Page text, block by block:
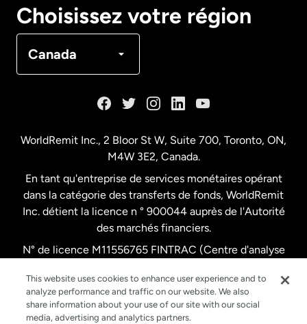
Choisissez votre région
Canada
Français
États-Unis Español
France
Malaisie
WorldRemit Inc., 2 Bloor St W, Suite 700, Toronto, ON,
M4W 3E2, Canada.
En tant qu'entreprise de services monétaires opérant
dans la catégorie des transferts de fonds, WorldRemit
Inc. détient la licence n ° 900044 auprès de l'Autorité
des marchés financiers.
N° de licence M11556765 FINTRAC (Centre d'analyse
This website uses cookies to enhance user experience and to
analyze performance and traffic on our website. We also
share information about your use of our site with our social
media, advertising and analytics partners.